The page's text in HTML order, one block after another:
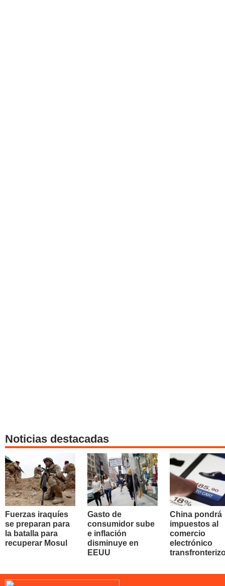
Noticias destacadas
Fuerzas iraquíes
se preparan para
la batalla para
recuperar Mosul
Gasto de
consumidor sube
e inflación
disminuye en
EEUU
China pondrá
impuestos al
comercio
electrónico